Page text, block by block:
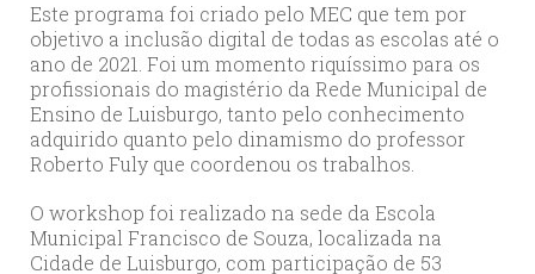
Este programa foi criado pelo MEC que tem por
objetivo a inclusão digital de todas as escolas até o
ano de 2021. Foi um momento riquíssimo para os
profissionais do magistério da Rede Municipal de
Ensino de Luisburgo, tanto pelo conhecimento
adquirido quanto pelo dinamismo do professor
Roberto Fuly que coordenou os trabalhos.
O workshop foi realizado na sede da Escola
Municipal Francisco de Souza, localizada na
Cidade de Luisburgo, com participação de 53